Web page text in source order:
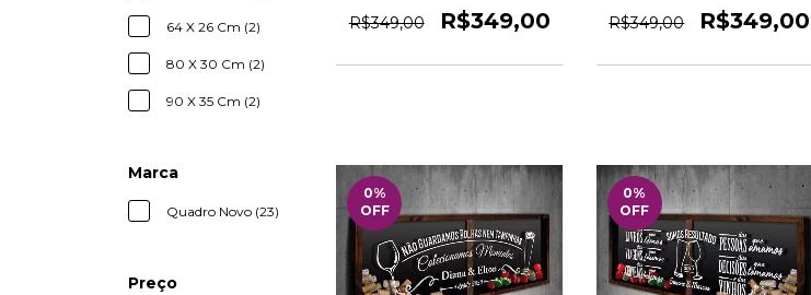
64 X 26 Cm (2)
80 X 30 Cm (2)
90 X 35 Cm (2)
Marca
Quadro Novo (23)
Preço
R$349,00
R$349,00
R$349,00
R$349,00
0%
OFF
0%
OFF